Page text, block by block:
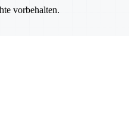
vorbehalten.